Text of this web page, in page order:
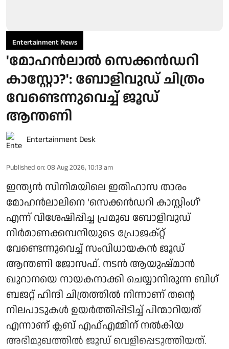
Entertainment News
'മോഹൻലാൽ സെക്കൻഡറി
കാസ്റ്റോ?': ബോളിവുഡ് ചിത്രം
വേണ്ടെന്നുവെച്ച് ജൂഡ്
ആന്തണി
Entertainment Desk
Published on: 08 Aug 2026, 10:13 am
ഇന്ത്യൻ സിനിമയിലെ ഇതിഹാസ താരം
മോഹൻലാലിനെ 'സെക്കൻഡറി കാസ്റ്റിംഗ്'
എന്ന് വിശേഷിപ്പിച്ച പ്രമുഖ ബോളിവുഡ്
നിർമാണക്കമ്പനിയുടെ പ്രോജക്റ്റ്
വേണ്ടെന്നുവെച്ച് സംവിധായകൻ ജൂഡ്
ആന്തണി ജോസഫ്. നടൻ ആയുഷ്മാൻ
ഖുറാനയെ നായകനാക്കി ചെയ്യാനിരുന്ന ബിഗ്
ബജറ്റ് ഹിന്ദി ചിത്രത്തിൽ നിന്നാണ് തന്റെ
നിലപാടുകൾ ഉയർത്തിപ്പിടിച്ച് പിന്മാറിയത്
എന്നാണ് ക്ലബ് എഫ്എമ്മിന് നല്‍കിയ
അഭിമുഖത്തില്‍ ജൂഡ് വെളിപ്പെടുത്തിയത്.